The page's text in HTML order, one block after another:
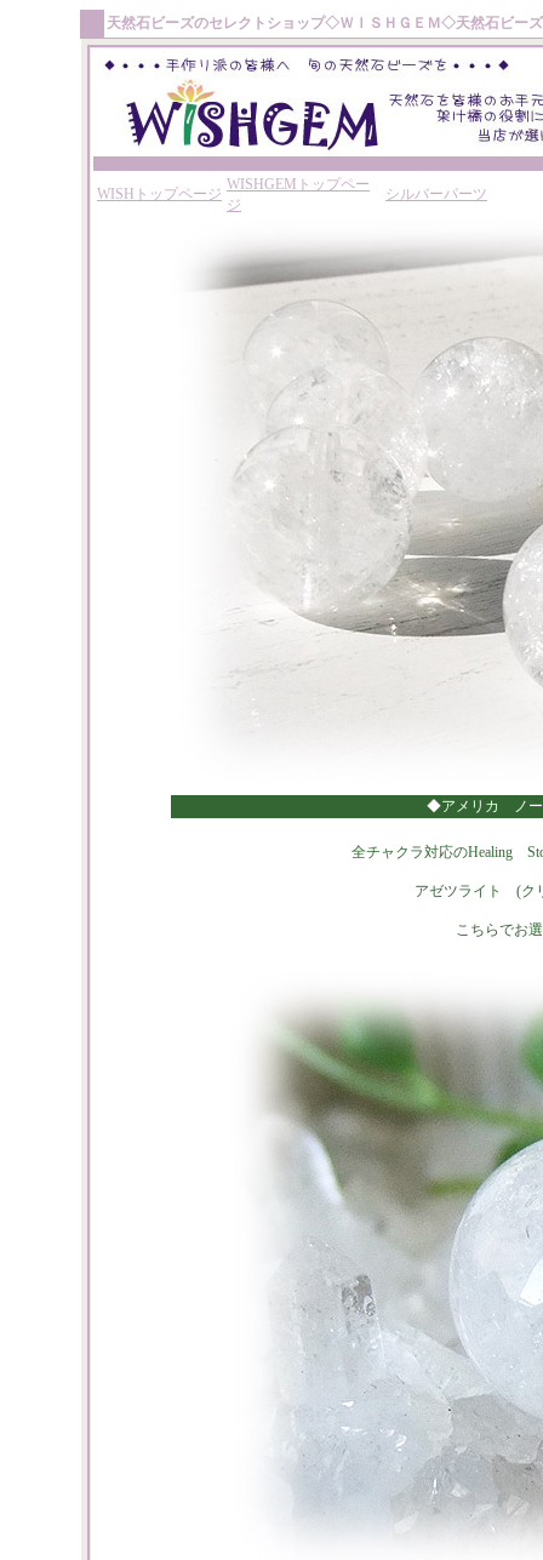
天然石ビーズのセレクトショップ◇ＷＩＳＨＧＥＭ ◇天然石ビーズ
WISHトップページ
WISHGEMトップペー
ジ
シルバーパーツ
◆アメリカ ノー
全チャクラ対応のHealing
アゼツライト (ク
こちらでお